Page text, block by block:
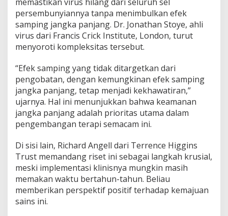
persembunyiannya tanpa menimbulkan efek
samping jangka panjang. Dr. Jonathan Stoye, ahli
virus dari Francis Crick Institute, London, turut
menyoroti kompleksitas tersebut.
“Efek samping yang tidak ditargetkan dari
pengobatan, dengan kemungkinan efek samping
jangka panjang, tetap menjadi kekhawatiran,”
ujarnya. Hal ini menunjukkan bahwa keamanan
jangka panjang adalah prioritas utama dalam
pengembangan terapi semacam ini.
Di sisi lain, Richard Angell dari Terrence Higgins
Trust memandang riset ini sebagai langkah krusial,
meski implementasi klinisnya mungkin masih
memakan waktu bertahun-tahun. Beliau
memberikan perspektif positif terhadap kemajuan
sains ini.